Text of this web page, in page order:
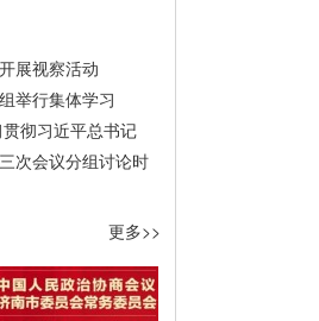
展视察活动
举行集体学习
彻习近平总书记
次会议分组讨论时
更多>>